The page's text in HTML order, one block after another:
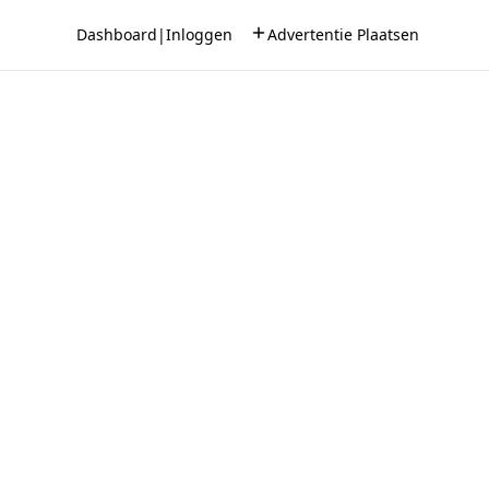
Dashboard |Inloggen Advertentie Plaatsen